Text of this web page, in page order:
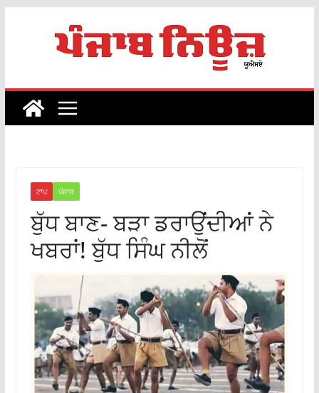
ਟਾਪ ਪੰਜਾਬ
ਬੁੱਧ ਬਾਣ- ਬੜਾ ਡਰਾਉਂਦੀਆਂ ਨੇ
ਖਬਰਾਂ! ਬੁੱਧ ਸਿੰਘ ਨੀਲੋਂ